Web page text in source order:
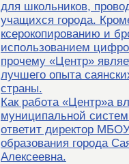
для школьников,
учащихся города.
ксерокопированию и
использованием
прочему «Центр»
лучшего опыта
страны.
Как работа «Центр»а
муниципальной
ответит директор
образования города
Алексеевна.